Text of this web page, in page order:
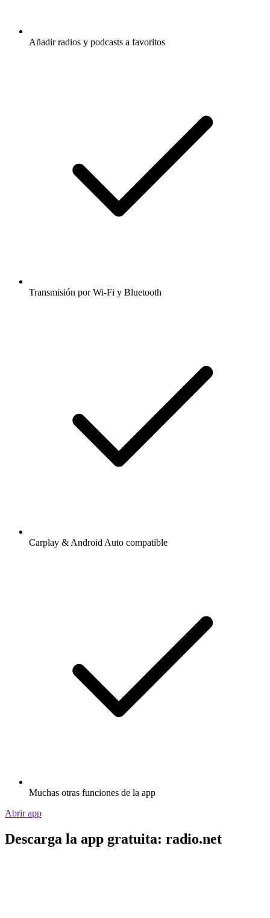
Añadir radios y podcasts a favoritos
Transmisión por Wi-Fi y Bluetooth
Carplay & Android Auto compatible
Muchas otras funciones de la app
Abrir app
Descarga la app gratuita: radio.net